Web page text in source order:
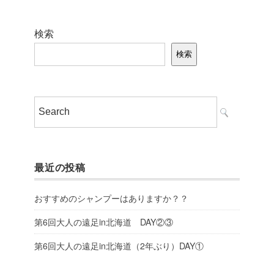
検索
検索
最近の投稿
おすすめのシャンプーはありますか？？
第6回大人の遠足in北海道 DAY②③
第6回大人の遠足in北海道（2年ぶり）DAY①